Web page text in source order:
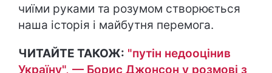
чиїми руками та розумом створюється
наша історія і майбутня перемога.
ЧИТАЙТЕ ТАКОЖ: "путін недооцінив
Україну", — Борис Джонсон у розмові з